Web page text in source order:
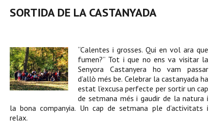
SORTIDA DE LA CASTANYADA
“Calentes i grosses. Qui en vol ara que
fumen?” Tot i que no ens va visitar la
Senyora Castanyera ho vam passar
d’allò més be. Celebrar la castanyada ha
estat l’excusa perfecte per sortir un cap
de setmana més i gaudir de la natura i
la bona companyia. Un cap de setmana ple d’activitats i
relax.